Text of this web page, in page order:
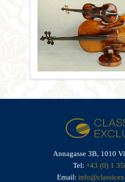
Annagasse 3B, 1010
Tel: +43 (0) 1
Email: